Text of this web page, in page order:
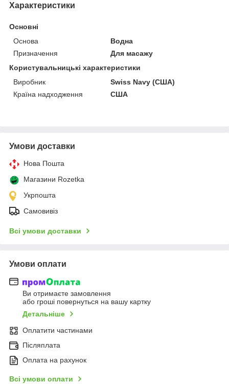
Характеристики
Основні
Основа
Водна
Призначення
Для масажу
Користувальницькі характеристики
Виробник
Swiss Navy (США)
Країна надходження
США
Умови доставки
Нова Пошта
Магазини Rozetka
Укрпошта
Самовивіз
Всі умови доставки
Умови оплати
Ви отримаєте замовлення
або гроші повернуться на вашу картку
Детальніше
Оплатити частинами
Післяплата
Оплата на рахунок
Всі умови оплати